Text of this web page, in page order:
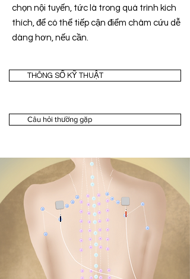
chọn nội tuyến, tức là trong quá trình kích
thích, để có thể tiếp cận điểm châm cứu dễ
dàng hơn, nếu cần.
THÔNG SỐ KỸ THUẬT
Câu hỏi thường gặp